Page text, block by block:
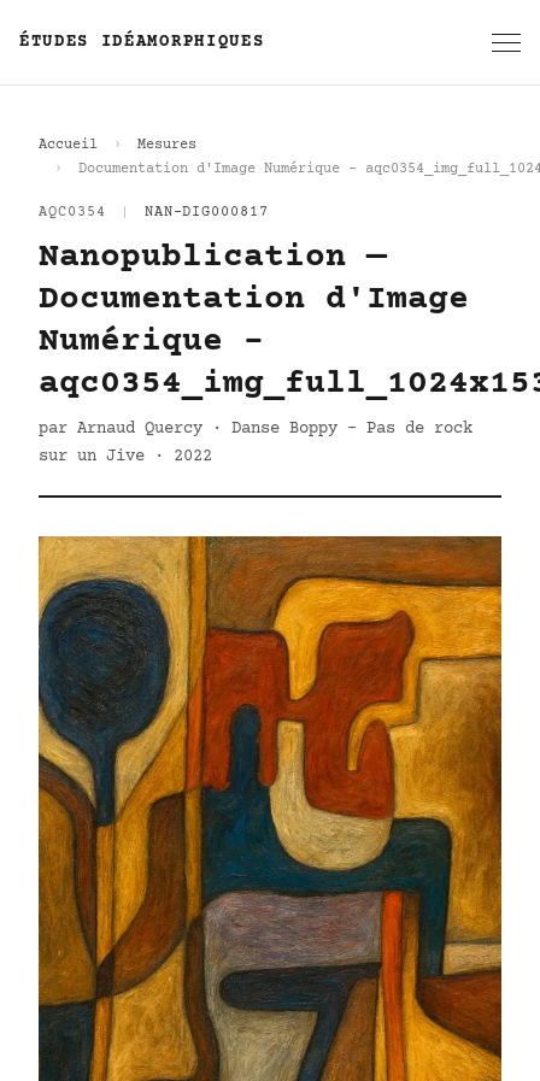
ÉTUDES IDÉAMORPHIQUES
Accueil
Mesures
Documentation d'Image Numérique -
AQC0354 NAN-DIG000817
Nanopublication —
Documentation d'Image
Numérique -
par Arnaud Quercy · Danse Boppy - Pas de rock
sur un Jive · 2022